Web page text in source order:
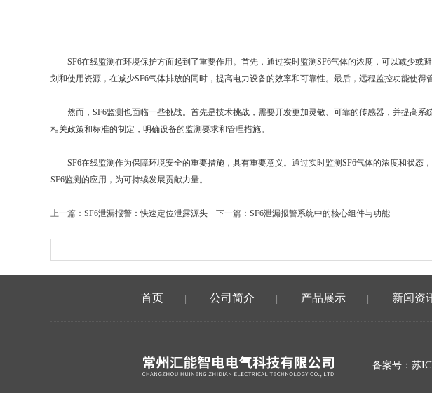
SF6在线监测在环境保护方面起到了重要作用。首先，通过实时监测SF6气体的浓度，可以减少或
划和使用资源，在减少SF6气体排放的同时，提高电力设备的效率和可靠性。最后，远程监控功能使
然而，SF6监测也面临一些挑战。首先是技术挑战，需要开发更加灵敏、可靠的传感器，并提高系
相关政策和标准的制定，明确设备的监测要求和管理措施。
SF6在线监测作为保障环境安全的重要措施，具有重要意义。通过实时监测SF6气体的浓度和状态
SF6监测的应用，为可持续发展贡献力量。
上一篇： SF6泄漏报警：快速定位泄露源头 下一篇： SF6泄漏报警系统中的核心组件与功能
首页 公司简介 产品展示 新闻资
备案号： 苏